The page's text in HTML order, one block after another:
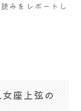
みをレポートし
座上弦の